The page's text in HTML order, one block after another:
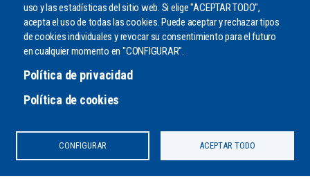
uso y las estadísticas del sitio web. Si elige "ACEPTAR TODO",
acepta el uso de todas las cookies. Puede aceptar y rechazar tipos
de cookies individuales y revocar su consentimiento para el futuro
en cualquier momento en "CONFIGURAR".
Política de privacidad
Política de cookies
CONFIGURAR ACEPTAR TODO
¿PODEMOS AYUDARLE?
Envíenos un mensaje o llámenos por teléfono
CONTACTO
Copyright 2020. Todos los derechos reservados. |Aviso